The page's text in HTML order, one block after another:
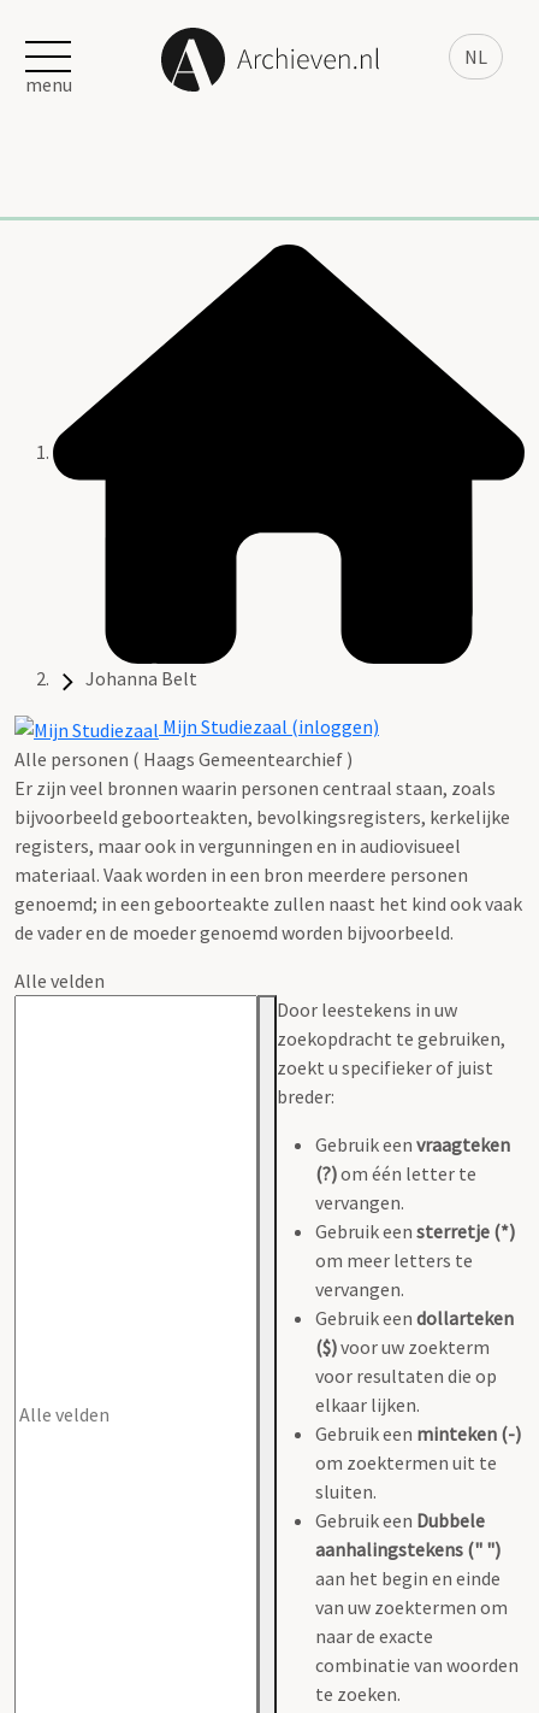
NL
menu
Johanna Belt
Mijn Studiezaal (inloggen)
Alle personen ( Haags Gemeentearchief )
Er zijn veel bronnen waarin personen centraal staan, zoals
bijvoorbeeld geboorteakten, bevolkingsregisters, kerkelijke
registers, maar ook in vergunningen en in audiovisueel
materiaal. Vaak worden in een bron meerdere personen
genoemd; in een geboorteakte zullen naast het kind ook vaak
de vader en de moeder genoemd worden bijvoorbeeld.
Alle velden
Door leestekens in uw
zoekopdracht te gebruiken,
zoekt u specifieker of juist
breder:
Gebruik een vraagteken
(?)om één letter te
vervangen.
Gebruik een sterretje (*)
om meer letters te
vervangen.
Gebruik een dollarteken
($)voor uw zoekterm
voor resultaten die op
elkaar lijken.
Gebruik een minteken (-)
om zoektermen uit te
sluiten.
Gebruik een Dubbele
aanhalingstekens (" ")
aan het begin en einde
van uw zoektermen om
naar de exacte
combinatie van woorden
te zoeken.